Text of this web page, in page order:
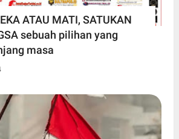
ATAU MATI, SATUKAN
sebuah pilihan yang
masa